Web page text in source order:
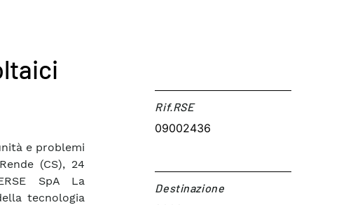
e problemi
(CS), 24
SpA La
tecnologia
Rif.RSE​
09002436
Destinazione​